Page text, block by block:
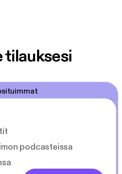
tilauksesi
podcasteissa